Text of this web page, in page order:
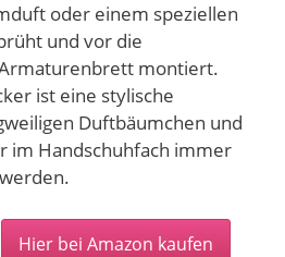
oder einem speziellen
und vor die
montiert.
ist eine stylische
Duftbäumchen und
im Handschuhfach immer
Hier bei Amazon kaufen